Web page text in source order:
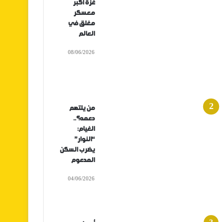
غزة أكبر
معسكر
مغلق في
العالم
08/06/2026
من يلتهم
دعمه؟..
الغيام:
“النوار”
يضرب السكن
المدعوم
04/06/2026